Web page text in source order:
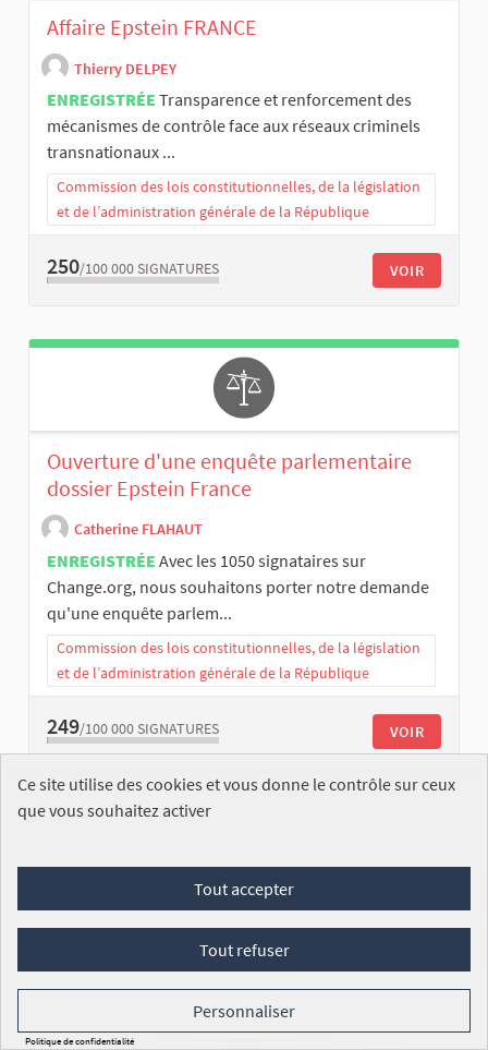
Affaire Epstein FRANCE
Thierry DELPEY
ENREGISTRÉE Transparence et renforcement des
mécanismes de contrôle face aux réseaux criminels
transnationaux ...
Commission des lois constitutionnelles, de la législation
et de l’administration générale de la République
250/100 000 SIGNATURES VOIR
Ouverture d'une enquête parlementaire
dossier Epstein France
Catherine FLAHAUT
ENREGISTRÉE Avec les 1050 signataires sur
Change.org, nous souhaitons porter notre demande
qu'une enquête parlem...
Commission des lois constitutionnelles, de la législation
et de l’administration générale de la République
249/100 000 SIGNATURES VOIR
Deuxième non à la loi Yadan
Quentin VASTESAEGER
ENREGISTRÉELa première pétition a été classée par
la commission. Cela signifie que la pétition ne sera
Ce site utilise des cookies et vous donne le contrôle sur ceux
que vous souhaitez activer
Tout accepter
Tout refuser
Personnaliser
Politique de confidentialité